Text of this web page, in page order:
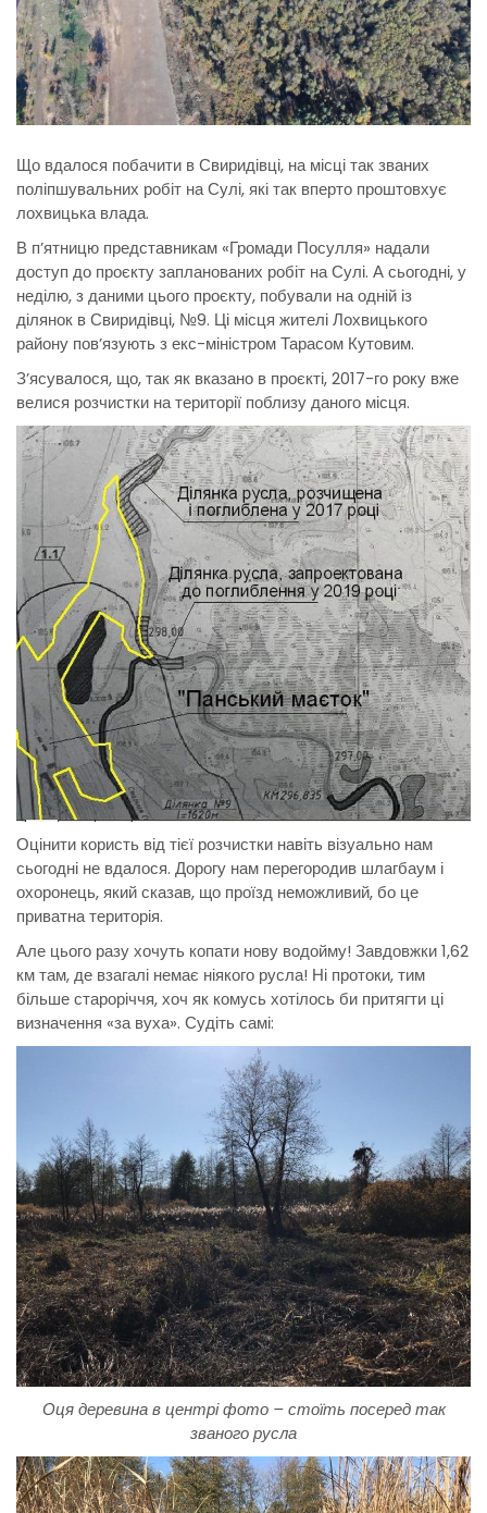
Що вдалося побачити в Свиридівці, на місці так званих
поліпшувальних робіт на Сулі, які так вперто проштовхує
лохвицька влада.
В п’ятницю представникам «Громади Посулля» надали
доступ до проєкту запланованих робіт на Сулі. А сьогодні, у
неділю, з даними цього проєкту, побували на одній із
ділянок в Свиридівці, №9. Ці місця жителі Лохвицького
району пов’язують з екс-міністром Тарасом Кутовим.
З’ясувалося, що, так як вказано в проєкті, 2017-го року вже
велися розчистки на території поблизу даного місця.
Оцінити користь від тієї розчистки навіть візуально нам
сьогодні не вдалося. Дорогу нам перегородив шлагбаум і
охоронець, який сказав, що проїзд неможливий, бо це
приватна територія.
Але цього разу хочуть копати нову водойму! Завдовжки 1,62
км там, де взагалі немає ніякого русла! Ні протоки, тим
більше староріччя, хоч як комусь хотілось би притягти ці
визначення «за вуха». Судіть самі:
Оця деревина в центрі фото – стоїть посеред так
званого русла